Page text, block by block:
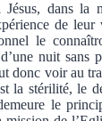
dans la
de
le
nuit sans
donc voir au
la stérilité, le
le